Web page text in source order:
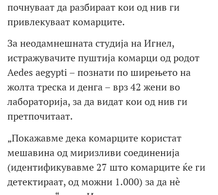
почнуваат да разбираат кои од нив ги
привлекуваат комарците.
За неодамнешната студија на Игнел,
истражувачите пуштија комарци од родот
Aedes aegypti – познати по ширењето на
жолта треска и денга – врз 42 жени во
лабораторија, за да видат кои од нив ги
претпочитаат.
„Покажавме дека комарците користат
мешавина од миризливи соединенија
(идентификувавме 27 што комарците ќе ги
детектираат, од можни 1.000) за да нè